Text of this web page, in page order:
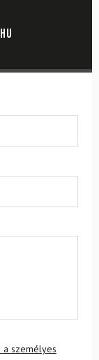
személyes